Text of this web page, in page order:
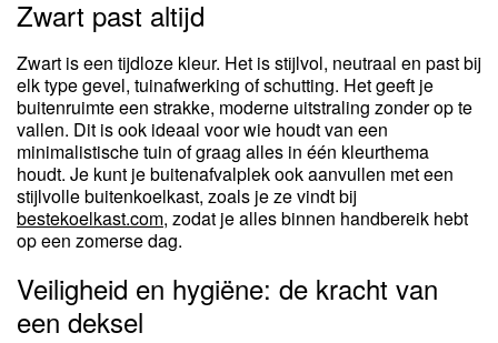
Zwart past altijd
Zwart is een tijdloze kleur. Het is stijlvol, neutraal en past bij
elk type gevel, tuinafwerking of schutting. Het geeft je
buitenruimte een strakke, moderne uitstraling zonder op te
vallen. Dit is ook ideaal voor wie houdt van een
minimalistische tuin of graag alles in één kleurthema
houdt. Je kunt je buitenafvalplek ook aanvullen met een
stijlvolle buitenkoelkast, zoals je ze vindt bij
bestekoelkast.com, zodat je alles binnen handbereik hebt
op een zomerse dag.
Veiligheid en hygiëne: de kracht van
een deksel